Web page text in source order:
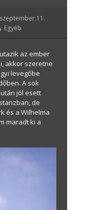
11.
Egyéb
az ember
akkor szeretne
levegőbe
A sok
jól esett
de
és a Wilhelma
maradt ki a